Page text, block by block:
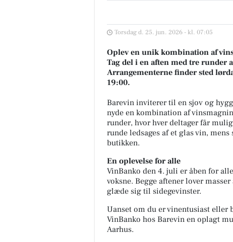
Torsdag d. 25. jun. 2026 - kl. 07:05
Oplev en unik kombination af
Tag del i en aften med tre
Arrangementerne finder sted
19:00.
Barevin inviterer til en sjov og
nyde en kombination af
runder, hvor hver deltager får
runde ledsages af et glas vin,
butikken.
En oplevelse for alle
VinBanko den 4. juli er åben for
voksne. Begge aftener lover
glæde sig til sidegevinster.
Uanset om du er vinentusiast eller
VinBanko hos Barevin en oplagt
Aarhus.
Fairpaint ApS
FARVEHANDEL I VEJLE - DET
BÆREDYGTIGE VALG Leder du